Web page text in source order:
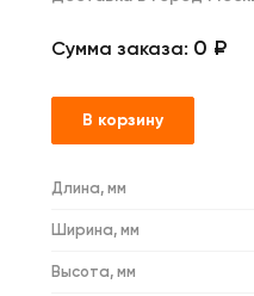
Сумма заказа: 0 ₽
В корзину
Длина, мм
Ширина, мм
Высота, мм